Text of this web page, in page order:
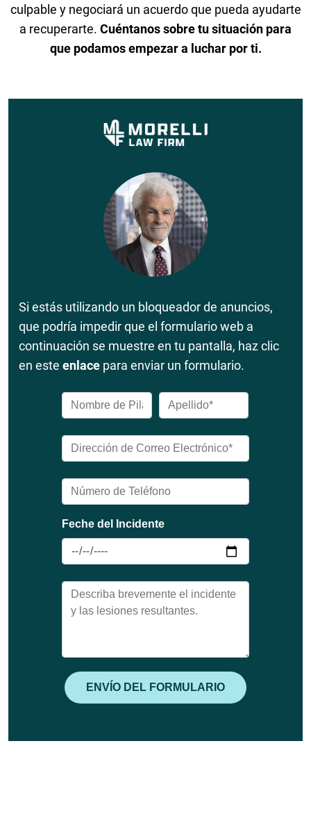
culpable y negociará un acuerdo que pueda ayudarte
a recuperarte. Cuéntanos sobre tu situación para
que podamos empezar a luchar por ti.
Si estás utilizando un bloqueador de anuncios,
que podría impedir que el formulario web a
continuación se muestre en tu pantalla, haz clic
en este enlace para enviar un formulario.